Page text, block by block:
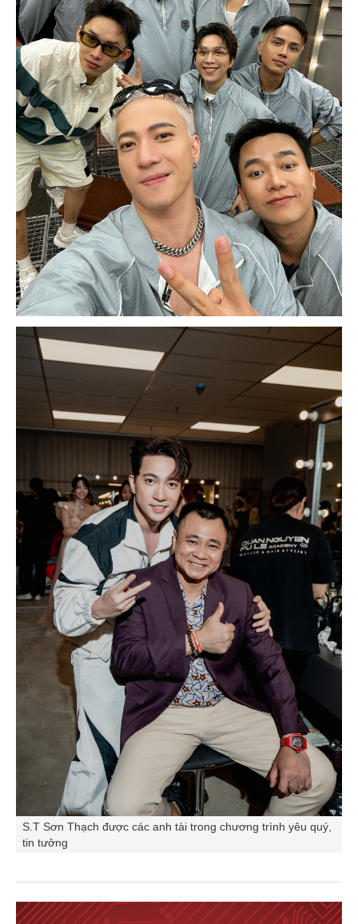
S.T Sơn Thạch được các anh tài trong chương trình yêu quý,
tin tưởng